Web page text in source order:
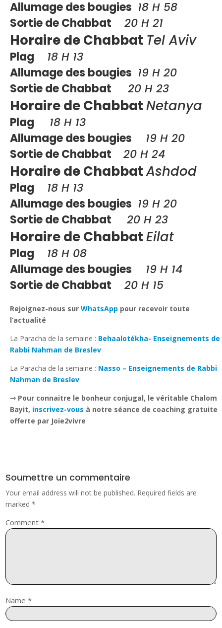
Allumage des bougies 18 H 58
Sortie de Chabbat
20 H 21
Horaire de Chabbat Tel Aviv
Plag
18 H 13
Allumage des bougies 19 H 20
Sortie de Chabbat
20 H 23
Horaire de ChabbatNetanya
Plag
18 H 13
Allumage des bougies 19 H 20
Sortie de Chabbat
20 H 24
Horaire de ChabbatAshdod
Plag
18 H 13
Allumage des bougies 19 H 20
Sortie de Chabbat
20 H 23
Horaire de ChabbatEilat
Plag
18 H 08
Allumage des bougies 19 H 14
Sortie de Chabbat
20 H 15
Rejoignez-nous surWhatsApp pour recevoir toute
l’actualité
La Paracha de la semaine : Behaalotékha- Enseignements de
Rabbi Nahman de Breslev
La Paracha de la semaine : Nasso – Enseignements de Rabbi
Nahman de Breslev
⇾ Pour connaitre le bonheur conjugal, le véritable Chalom
Bayit, inscrivez-vous à notre séance de coaching gratuite
offerte par Joie2vivre
Soumettre un commentaire
Your email address will not be published. Required fields are
marked*
Comment*
Name*